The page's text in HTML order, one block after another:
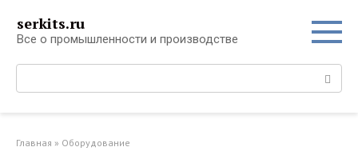
контенту
serkits.ru
Все о промышленности и производстве
Поиск:
Главная » Оборудование